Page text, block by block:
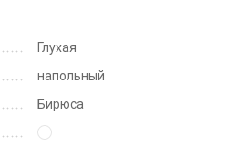
Глухая
напольный
Бирюса